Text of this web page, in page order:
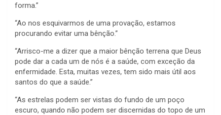
forma.”
“Ao nos esquivarmos de uma provação, estamos
procurando evitar uma bênção.”
“Arrisco-me a dizer que a maior bênção terrena que Deus
pode dar a cada um de nós é a saúde, com exceção da
enfermidade. Esta, muitas vezes, tem sido mais útil aos
santos do que a saúde.”
“As estrelas podem ser vistas do fundo de um poço
escuro, quando não podem ser discernidas do topo de um